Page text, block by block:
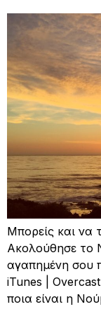
Μπορείς και να
Ακολούθησε το
αγαπημένη σου
iTunes |
ποια είναι η